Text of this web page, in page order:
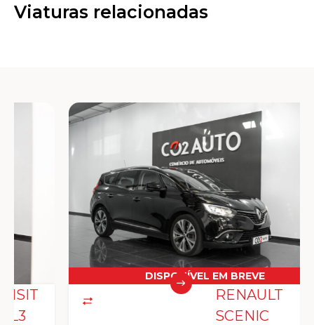
Viaturas relacionadas
DISPONÍVEL EM BREVE
RENAULT
SCENIC